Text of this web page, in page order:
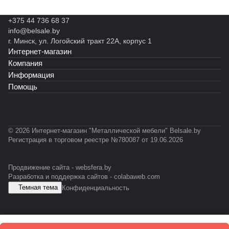
1
0
-
E
D
С
2
0
0
+375 44 736 68 37
info@belsale.by
г. Минск, ул. Логойский тракт 22А, корпус 1
Интернет-магазин
Компания
Информация
Помощь
© 2026 Интернет-магазин "Металлической мебели" Belsale.by
Регистрация в торговом реестре №780087 от 19.06.2026
Продвижение сайта - websfera.by
Разработка и поддержка сайтов - colabaweb.com
Темная тема Конфиденциальность